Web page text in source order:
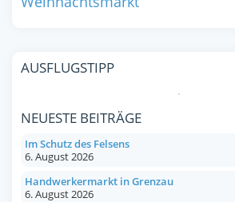
AUSFLUGSTIPP
NEUESTE BEITRÄGE
Im Schutz des Felsens
6. August 2026
Handwerkermarkt in Grenzau
6. August 2026